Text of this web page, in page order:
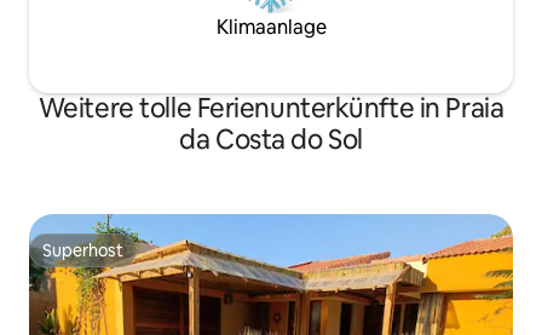
Klimaanlage
Weitere tolle Ferienunterkünfte in Praia
da Costa do Sol
Superhost
Superhost